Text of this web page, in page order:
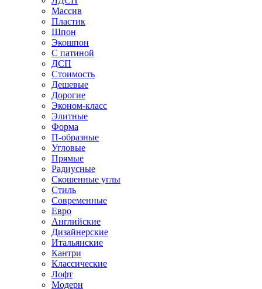
Массив
Пластик
Шпон
Экошпон
С патиной
ДСП
Стоимость
Дешевые
Дорогие
Эконом-класс
Элитные
Форма
П-образные
Угловые
Прямые
Радиусные
Скошенные углы
Стиль
Современные
Евро
Английские
Дизайнерские
Итальянские
Кантри
Классические
Лофт
Модерн